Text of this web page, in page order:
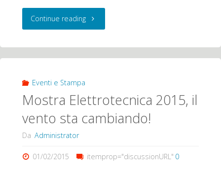
Continue reading"Mostra
2015,
vento
sta
Eventi e Stampa
Mostra Elettrotecnica 2015, il
vento sta cambiando!
Da Administrator
01/02/2015 itemprop="discussionURL" 0